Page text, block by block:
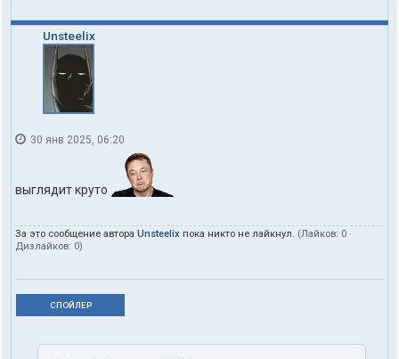
Unsteelix
30 янв 2025, 06:20
выглядит круто
За это сообщение автора Unsteelix пока никто не лайкнул. (Лайков: 0 ·
Дизлайков: 0)
СПОЙЛЕР